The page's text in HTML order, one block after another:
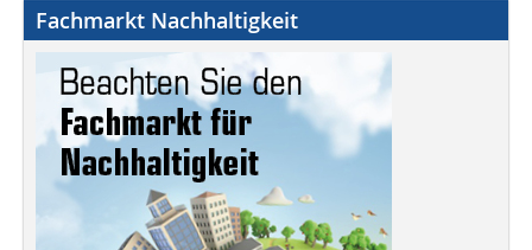
Fachmarkt Nachhaltigkeit